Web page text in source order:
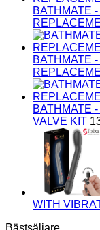
BATHMATE
BATHMATE
BATHMATE
VALVE KIT
WITH
Bästsäljare